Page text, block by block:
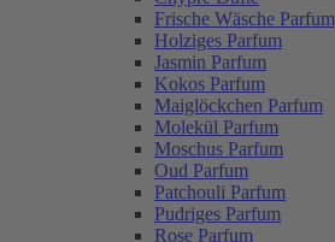
Frische Wäsche Parfum
Holziges Parfum
Jasmin Parfum
Kokos Parfum
Maiglöckchen Parfum
Molekül Parfum
Moschus Parfum
Oud Parfum
Patchouli Parfum
Pudriges Parfum
Rose Parfum